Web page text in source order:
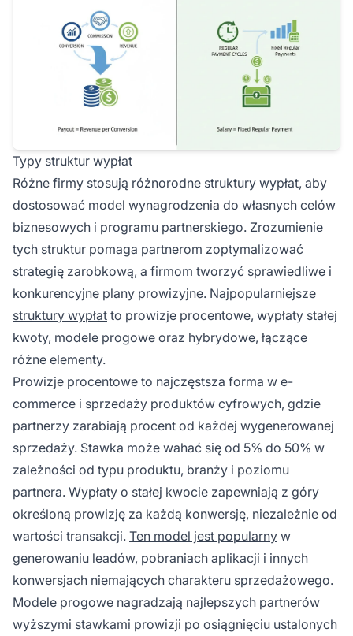
Typy struktur wypłat
Różne firmy stosują różnorodne struktury wypłat, aby
dostosować model wynagrodzenia do własnych celów
biznesowych i programu partnerskiego. Zrozumienie
tych struktur pomaga partnerom zoptymalizować
strategię zarobkową, a firmom tworzyć sprawiedliwe i
konkurencyjne plany prowizyjne. Najpopularniejsze
struktury wypłat to prowizje procentowe, wypłaty stałej
kwoty, modele progowe oraz hybrydowe, łączące
różne elementy.
Prowizje procentowe to najczęstsza forma w e-
commerce i sprzedaży produktów cyfrowych, gdzie
partnerzy zarabiają procent od każdej wygenerowanej
sprzedaży. Stawka może wahać się od 5% do 50% w
zależności od typu produktu, branży i poziomu
partnera. Wypłaty o stałej kwocie zapewniają z góry
określoną prowizję za każdą konwersję, niezależnie od
wartości transakcji. Ten model jest popularny w
generowaniu leadów, pobraniach aplikacji i innych
konwersjach niemających charakteru sprzedażowego.
Modele progowe nagradzają najlepszych partnerów
wyższymi stawkami prowizji po osiągnięciu ustalonych